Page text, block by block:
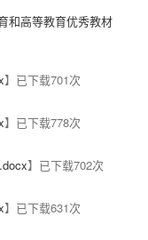
和高等教育优秀教材
】已下载701次
】已下载778次
】已下载702次
】已下载631次